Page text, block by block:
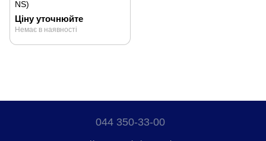
NS)
Ціну уточнюйте
Немає в наявності
044 350-33-00